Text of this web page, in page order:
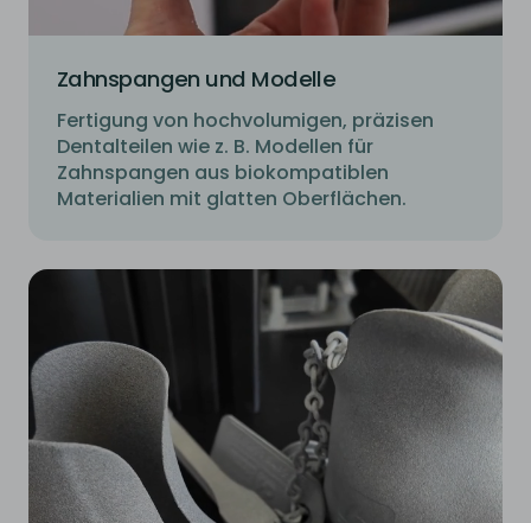
Zahnspangen und Modelle
Fertigung von hochvolumigen, präzisen
Dentalteilen wie z. B. Modellen für
Zahnspangen aus biokompatiblen
Materialien mit glatten Oberflächen.